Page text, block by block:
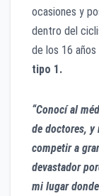
ocasiones y
dentro del
de los 16
tipo 1.
“Conocí al
de doctores, y
competir a
devastador
mi lugar